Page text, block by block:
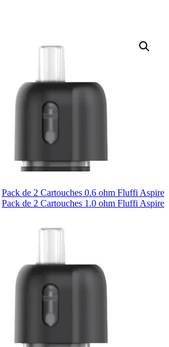
Pack de 2 Cartouches 0.6 ohm Fluffi Aspire
Pack de 2 Cartouches 1.0 ohm Fluffi Aspire